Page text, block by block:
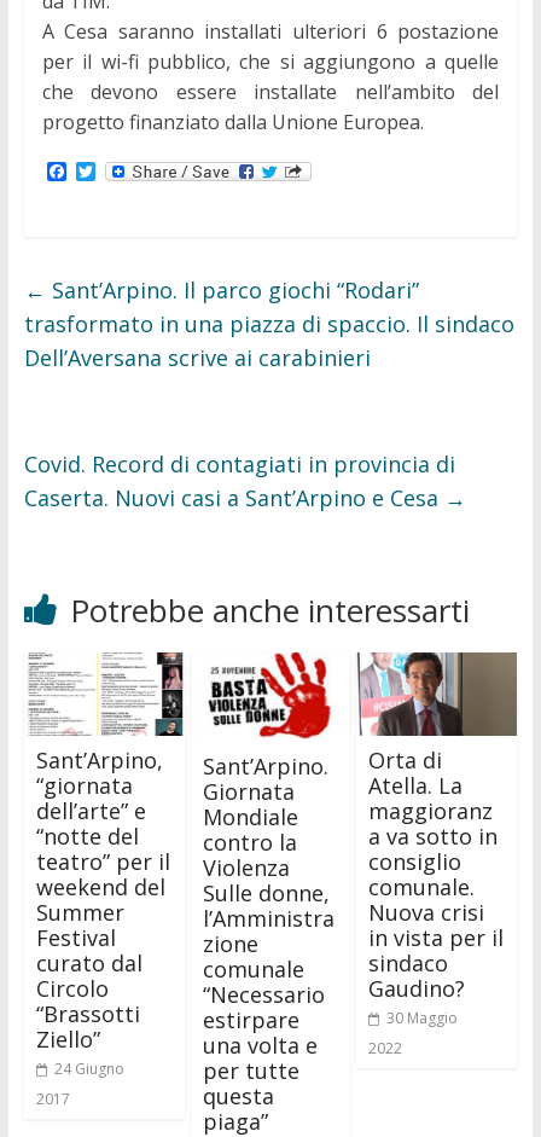
A Cesa saranno installati ulteriori 6 postazione
per il wi-fi pubblico, che si aggiungono a quelle
che devono essere installate nell’ambito del
progetto finanziato dalla Unione Europea.
F
o
k
T
r
← Sant’Arpino. Il parco giochi “Rodari”
trasformato in una piazza di spaccio. Il sindaco
Dell’Aversana scrive ai carabinieri
Covid. Record di contagiati in provincia di
Caserta. Nuovi casi a Sant’Arpino e Cesa →
Potrebbe anche interessarti
Sant’Arpino,
“giornata
dell’arte” e
“notte del
teatro” per il
weekend del
Summer
Festival
curato dal
Circolo
“Brassotti
Ziello”
24 Giugno
2017
Sant’Arpino.
Giornata
Mondiale
contro la
Violenza
Sulle donne,
l’Amministra
zione
comunale
“Necessario
estirpare
una volta e
per tutte
questa
piaga”
Orta di
Atella. La
maggioranz
a va sotto in
consiglio
comunale.
Nuova crisi
in vista per il
sindaco
Gaudino?
30 Maggio
2022